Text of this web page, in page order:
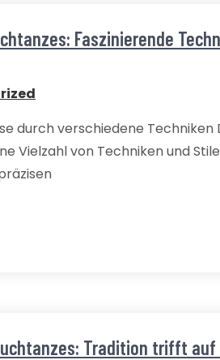
Faszinierende
durch verschiedene
Vielzahl von Techniken und
Tradition trifft